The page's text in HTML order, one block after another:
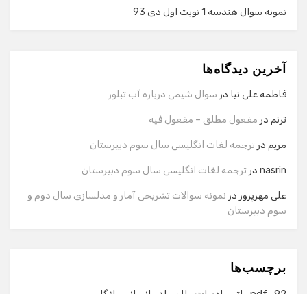
نمونه سوال هندسه 1 نوبت اول دی 93
آخرین دیدگاه‌ها
فاطمه علی نیا در سوال شیمی درباره آب تبلور
ترنم در مفعول مطلق – مفعول فیه
مریم در ترجمه لغات انگلیسی سال سوم دبیرستان
nasrin در ترجمه لغات انگلیسی سال سوم دبیرستان
علی مهرپرور در نمونه سوالات تشریحی آمار و مدلسازی سال دوم و
سوم دبیرستان
برچسب‌ها
گفت‌وگو با دستیار هوشمند
سلام! برای شروع گفت‌وگو لطفاً شماره تماس یا ایمیل خود را
وارد کنید.
ایمیل